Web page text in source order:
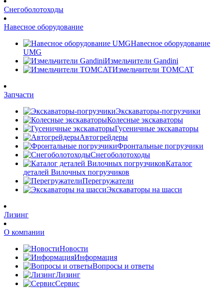
Снегоболотоходы
Навесное оборудование
Навесное оборудование
UMG
Измельчители Gandini
Измельчители TOMCAT
Запчасти
Экскаваторы-погрузчики
Колесные экскаваторы
Гусеничные экскаваторы
Автогрейдеры
Фронтальные погрузчики
Снегоболотоходы
Каталог
деталей Вилочных погрузчиков
Перегружатели
Экскаваторы на шасси
Лизинг
О компании
Новости
Информация
Вопросы и ответы
Лизинг
Сервис